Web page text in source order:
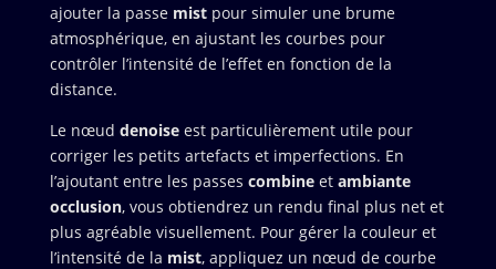
ajouter la passe mistpour simuler une brume
atmosphérique, en ajustant les courbes pour
contrôler l’intensité de l’effet en fonction de la
distance.
Le nœud denoiseest particulièrement utile pour
corriger les petits artefacts et imperfections. En
l’ajoutant entre les passes combineet ambiante
occlusion, vous obtiendrez un rendu final plus net et
plus agréable visuellement. Pour gérer la couleur et
l’intensité de la mist, appliquez un nœud de courbe